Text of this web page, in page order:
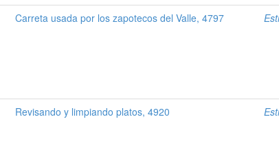
Carreta usada por los zapotecos del Valle, 4797
Revisando y limpiando platos, 4920